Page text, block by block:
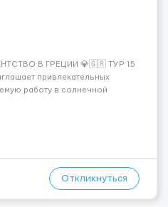
В ГРЕЦИИ 💎🇬🇷 ТУР 15
привлекательных
работу в солнечной
для тебя! 🔹
Откликнуться